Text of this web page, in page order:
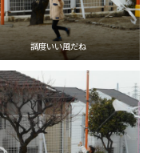
調度いい風だね